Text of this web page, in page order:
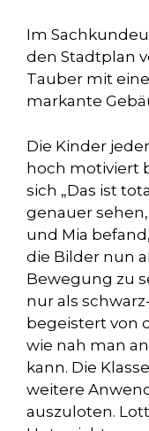
Im
den Stadtplan
Tauber mit
markante
Die Kinder
hoch motiviert
sich „Das ist
genauer
und Mia
die Bilder nun
Bewegung zu
nur als
begeistert von
wie nah man
kann. Die
weitere
auszuloten.